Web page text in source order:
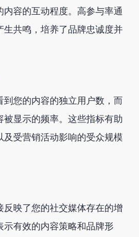
容的互动程度。高参与率通
生共鸣，培养了品牌忠诚度并
您的内容的独立用户数，而
被显示的频率。这些指标有助
受营销活动影响的受众规模
反映了您的社交媒体存在的增
有效的内容策略和品牌形